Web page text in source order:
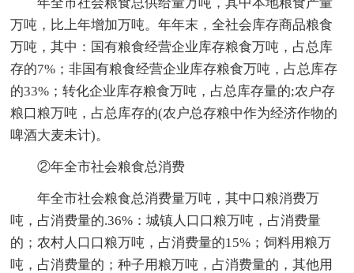
万吨，比上年增加万吨。年年末，全社会库存商品粮食
万吨，其中：国有粮食经营企业库存粮食万吨，占总库
存的7%；非国有粮食经营企业库存粮食万吨，占总库存
的33%；转化企业库存粮食万吨，占总库存量的;农户存
粮口粮万吨，占总库存的(农户总存粮中作为经济作物的
啤酒大麦未计)。
②年全市社会粮食总消费
年全市社会粮食总消费量万吨，其中口粮消费万
吨，占消费量的.36%：城镇人口口粮万吨，占消费量
的；农村人口口粮万吨，占消费量的15%；饲料用粮万
吨，占消费量的；种子用粮万吨，占消费量的，其他用